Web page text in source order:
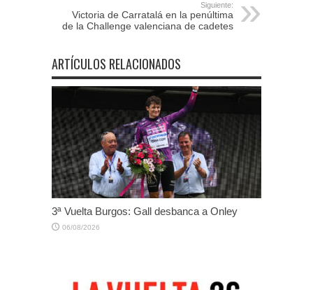
Siguiente:
Victoria de Carratalá en la penúltima
de la Challenge valenciana de cadetes
ARTÍCULOS RELACIONADOS
3ª Vuelta Burgos: Gall desbanca a Onley
06/08/2026